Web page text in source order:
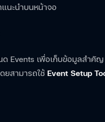
นะนำบนหน้าจอ
Events เพื่อเก็บข้อมูลสำคัญ
ยสามารถใช้ Event Setup